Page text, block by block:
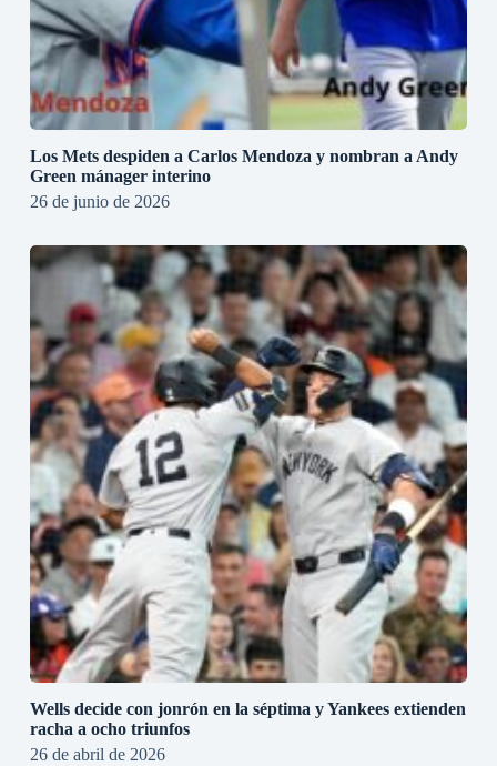
Los Mets despiden a Carlos Mendoza y nombran a Andy
Green mánager interino
26 de junio de 2026
Wells decide con jonrón en la séptima y Yankees extienden
racha a ocho triunfos
26 de abril de 2026